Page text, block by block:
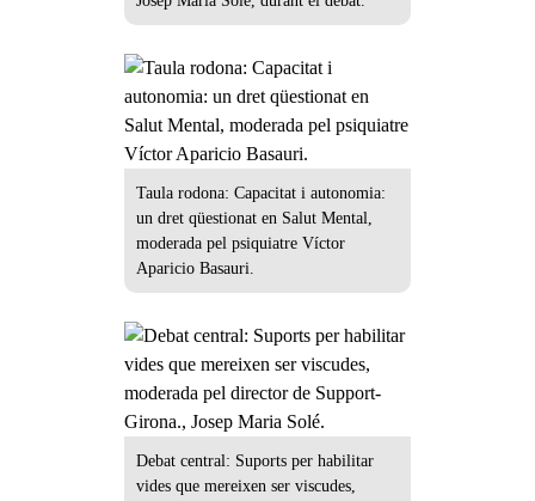
Taula rodona: Capacitat i autonomia:
un dret qüestionat en Salut Mental,
moderada pel psiquiatre Víctor
Aparicio Basauri.
Debat central: Suports per habilitar
vides que mereixen ser viscudes,